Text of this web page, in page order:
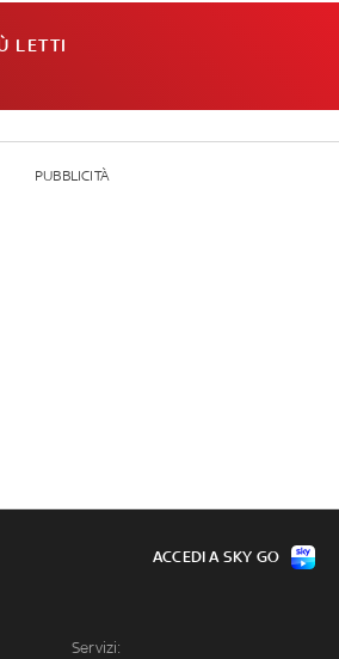
LETTI
PUBBLICITÀ
Servizi:
ACCEDI A SKY GO